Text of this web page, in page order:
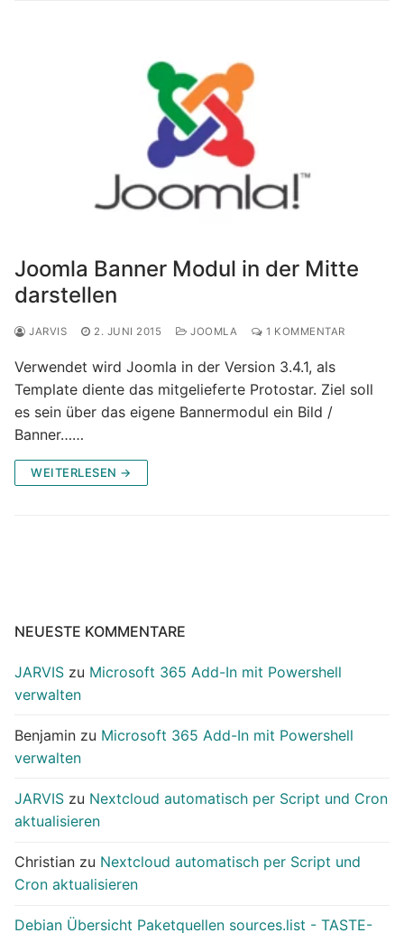
Joomla Banner Modul in der Mitte
darstellen
JARVIS 2. JUNI 2015 JOOMLA 1 KOMMENTAR
Verwendet wird Joomla in der Version 3.4.1, als
Template diente das mitgelieferte Protostar. Ziel soll
es sein über das eigene Bannermodul ein Bild /
Banner……
WEITERLESEN →
NEUESTE KOMMENTARE
JARVIS zu Microsoft 365 Add-In mit Powershell
verwalten
Benjamin zu Microsoft 365 Add-In mit Powershell
verwalten
JARVIS zu Nextcloud automatisch per Script und Cron
aktualisieren
Christian zu Nextcloud automatisch per Script und
Cron aktualisieren
Debian Übersicht Paketquellen sources.list - TASTE-